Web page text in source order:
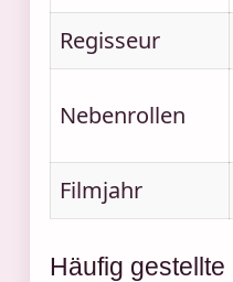
Regisseur
Nebenrollen
Filmjahr
Häufig gestellte